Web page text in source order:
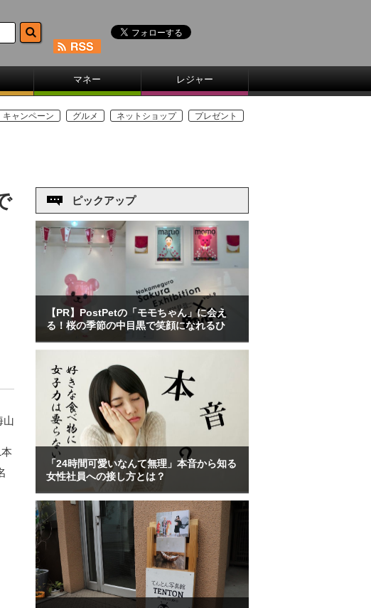
マネー レジャー
キャンペーン グルメ ネットショップ
プレゼント
山
ピックアップ
【PR】PostPetの「モモちゃん」に会え
る！桜の季節の中目黒で笑顔になれるひ
「24時間可愛いなんて無理」本音から知る
女性社員への接し方とは？